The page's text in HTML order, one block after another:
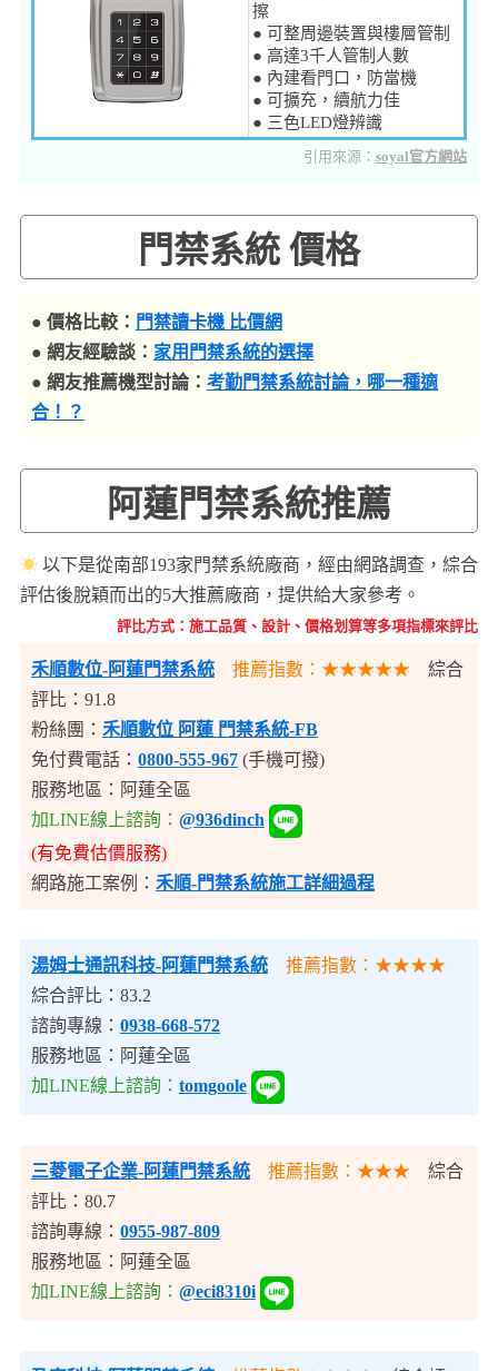
擦
● 可整周邊裝置與樓層管制
● 高達3千人管制人數
● 內建看門口，防當機
● 可擴充，續航力佳
● 三色LED燈辨識
引用來源：soyal官方網站
門禁系統 價格
● 價格比較： 門禁讀卡機 比價網
● 網友經驗談： 家用門禁系統的選擇
● 網友推薦機型討論： 考勤門禁系統討論，哪一種適
合！？
阿蓮門禁系統推薦
☀以下是從南部193家門禁系統廠商，經由網路調查，綜合
評估後脫穎而出的5大推薦廠商，提供給大家參考。
評比方式：施工品質、設計、價格划算等多項指標來評比
禾順數位-阿蓮門禁系統 推薦指數：★★★★★
綜合
評比：91.8
粉絲團： 禾順數位 阿蓮 門禁系統-FB
免付費電話： 0800-555-967(手機可撥)
服務地區：阿蓮全區
加LINE線上諮詢： @936dinch
(有免費估價服務)
網路施工案例： 禾順-門禁系統施工詳細過程
湯姆士通訊科技-阿蓮門禁系統
推薦指數：★★★★
綜合評比：83.2
諮詢專線： 0938-668-572
服務地區：阿蓮全區
加LINE線上諮詢： tomgoole
三菱電子企業-阿蓮門禁系統 推薦指數：★★★
綜合
評比：80.7
諮詢專線： 0955-987-809
服務地區：阿蓮全區
加LINE線上諮詢： @eci8310i